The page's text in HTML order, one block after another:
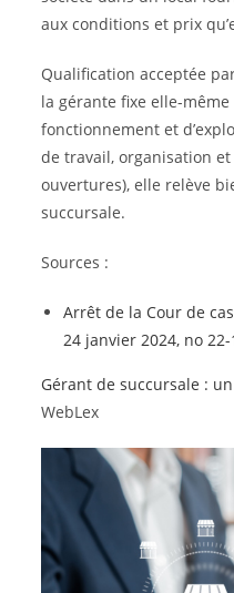
aux conditions et prix
Qualification acceptée
la gérante fixe elle-
fonctionnement et
de travail, organisation
ouvertures), elle relève
succursale.
Sources :
Arrêt de la Cour de
24 janvier 2024, no
Gérant de succursale :
WebLex